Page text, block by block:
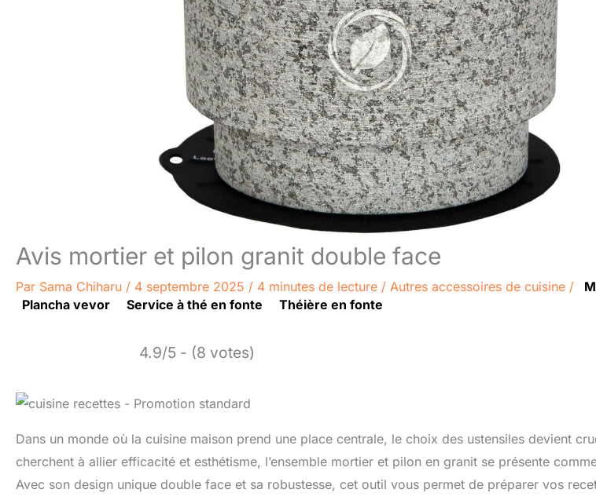
Avis mortier et pilon granit double face
Par Sama Chiharu / 4 septembre 2025 / 4 minutes de lecture / Autres accessoires de cuisine /
Plancha vevor
Service à thé en fonte Théière en fonte
4.9/5 - (8 votes)
Dans un monde où la cuisine maison prend une place centrale, le choix des ustensiles devient
cherchent à allier efficacité et esthétisme, l’ensemble mortier et pilon en granit se présente
Avec son design unique double face et sa robustesse, cet outil vous permet de préparer vos